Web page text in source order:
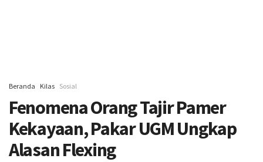
Beranda Kilas Sosial
Fenomena Orang Tajir Pamer
Kekayaan, Pakar UGM Ungkap
Alasan Flexing